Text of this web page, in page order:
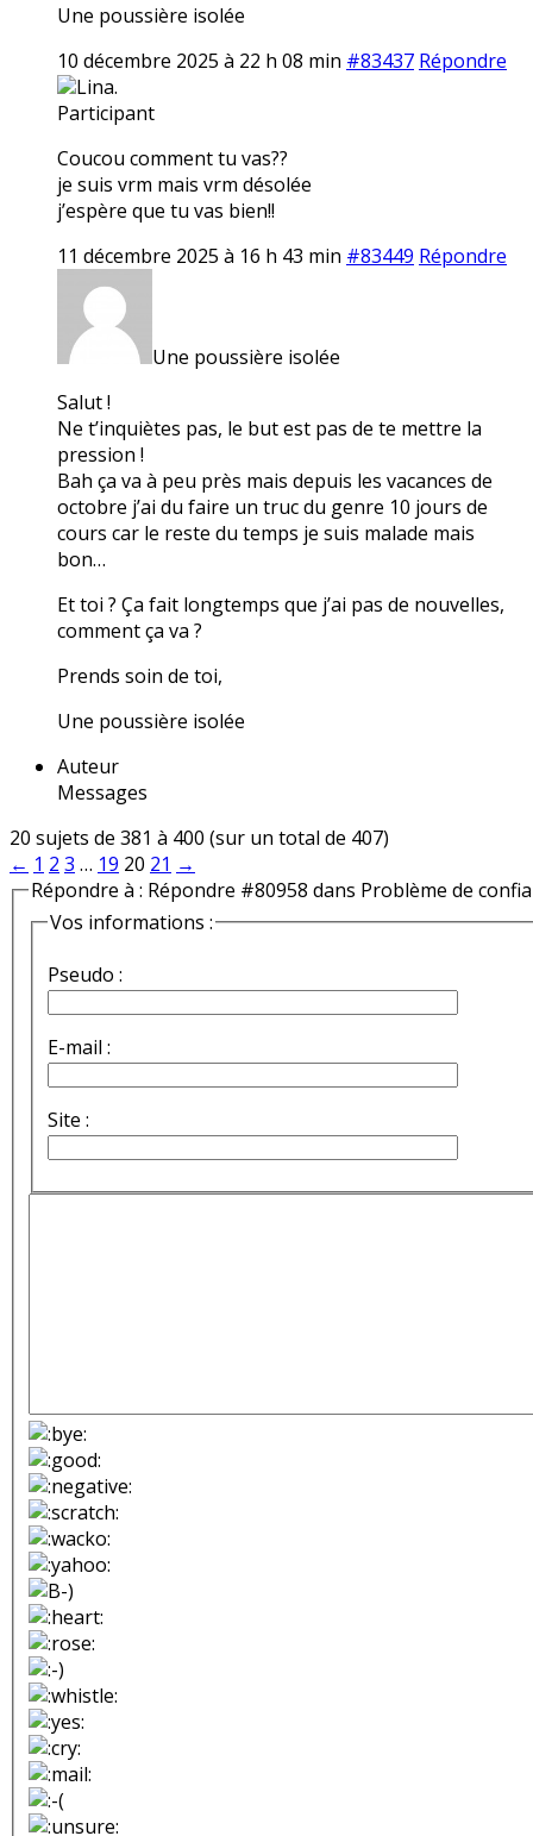
Une poussière isolée
10 décembre 2025 à 22 h 08 min #83437 Répondre
Lina.
Participant
Coucou comment tu vas??
je suis vrm mais vrm désolée
j’espère que tu vas bien!!
11 décembre 2025 à 16 h 43 min #83449 Répondre
Une poussière isolée
Salut !
Ne t’inquiètes pas, le but est pas de te mettre la
pression !
Bah ça va à peu près mais depuis les vacances de
octobre j’ai du faire un truc du genre 10 jours de
cours car le reste du temps je suis malade mais
bon…
Et toi ? Ça fait longtemps que j’ai pas de nouvelles,
comment ça va ?
Prends soin de toi,
Une poussière isolée
Auteur
Messages
20 sujets de 381 à 400 (sur un total de 407)
← 1 2 3 … 19 20 21 →
Répondre à : Répondre #80958 dans Problème de
Vos informations :
Pseudo :
E-mail :
Site :